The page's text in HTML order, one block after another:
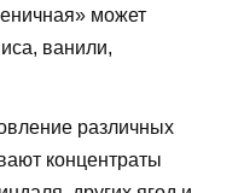
может
ванили,
различных
концентраты